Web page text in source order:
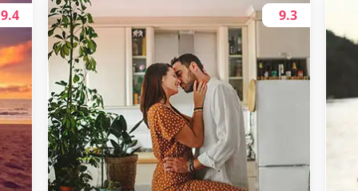
9.4 9.3